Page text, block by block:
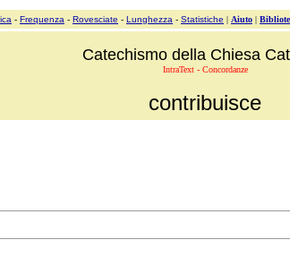
- Frequenza - Rovesciate - Lunghezza - Statistiche | Aiuto |
Catechismo della Chiesa
IntraText - Concordanze
contribuisce